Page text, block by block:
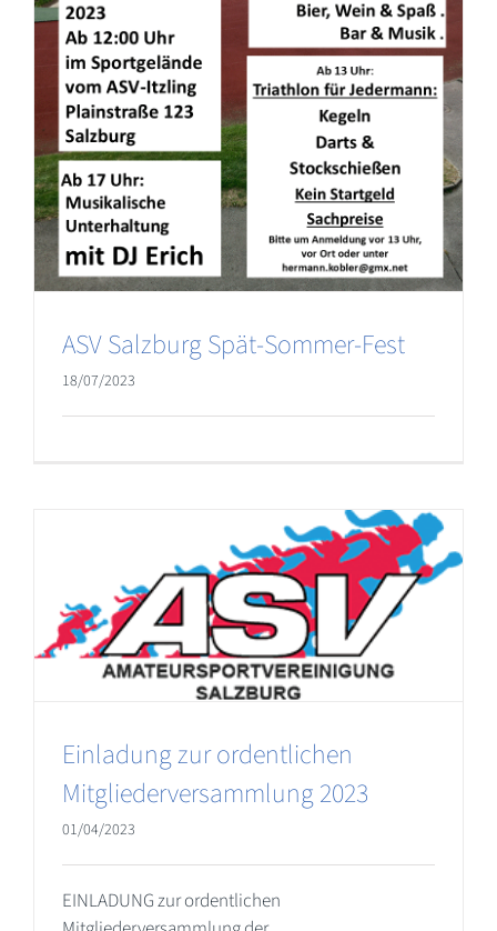
ASV Salzburg Spät-Sommer-Fest
18/07/2023
Einladung zur ordentlichen
Mitgliederversammlung 2023
01/04/2023
EINLADUNG zur ordentlichen